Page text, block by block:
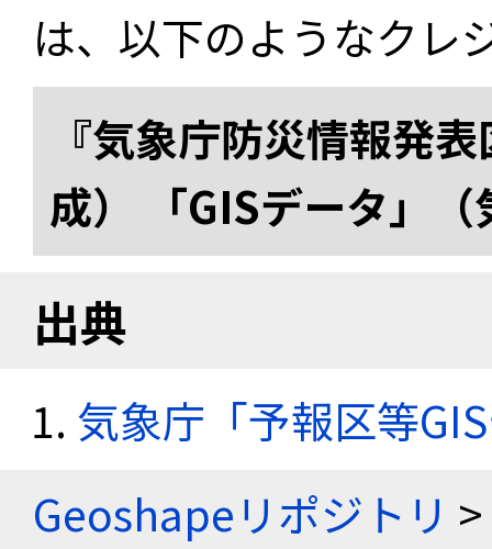
は、以下のようなクレ
『気象庁防災情報発
成） 「GISデータ」
出典
気象庁「予報区等
Geoshapeリポジトリ >